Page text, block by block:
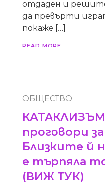
отдаден и
да превърти
покаже […]
READ MORE
ОБЩЕСТВО
проговори
Близките й
е търпяла
(ВИЖ ТУК)